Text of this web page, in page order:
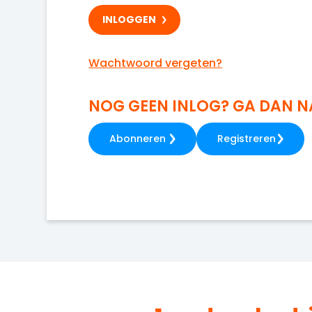
Wachtwoord vergeten?
NOG GEEN INLOG? GA DAN
Abonneren Registreren